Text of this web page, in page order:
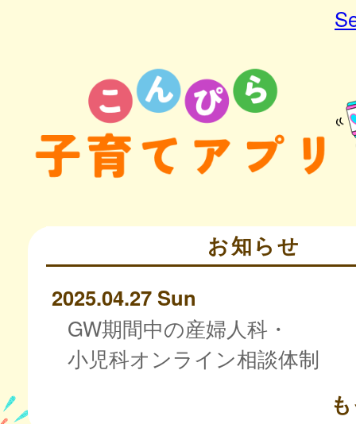
お知らせ
2025.04.27 Sun
GW期間中の産婦人科・
小児科オンライン相談体制